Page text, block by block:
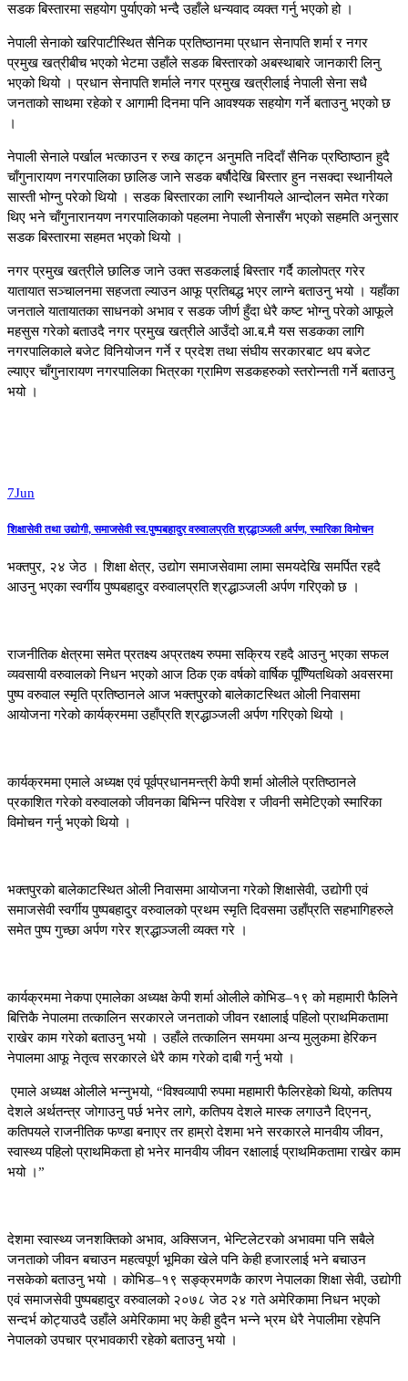
सडक बिस्तारमा सहयोग पुर्याएको भन्दै उहाँले धन्यवाद व्यक्त गर्नु भएको हो ।
नेपाली सेनाको खरिपाटीस्थित सैनिक प्रतिष्ठानमा प्रधान सेनापति शर्मा र नगर
प्रमुख खत्रीबीच भएको भेटमा उहाँले सडक बिस्तारको अबस्थाबारे जानकारी लिनु
भएको थियो । प्रधान सेनापति शर्माले नगर प्रमुख खत्रीलाई नेपाली सेना सधै
जनताको साथमा रहेको र आगामी दिनमा पनि आवश्यक सहयोग गर्ने बताउनु भएको छ
।
नेपाली सेनाले पर्खाल भत्काउन र रुख काट्न अनुमति नदिदाँ सैनिक प्रष्ठिाष्ठान हुदै
चाँगुनारायण नगरपालिका छालिङ जाने सडक बर्षौदेखि बिस्तार हुन नसक्दा स्थानीयले
सास्ती भोग्नु परेको थियो । सडक बिस्तारका लागि स्थानीयले आन्दोलन समेत गरेका
थिए भने चाँगुनारानयण नगरपालिकाको पहलमा नेपाली सेनासँग भएको सहमति अनुसार
सडक बिस्तारमा सहमत भएको थियो ।
नगर प्रमुख खत्रीले छालिङ जाने उक्त सडकलाई बिस्तार गर्दै कालोपत्र गरेर
यातायात सञ्चालनमा सहजता ल्याउन आफू प्रतिबद्ध भएर लाग्ने बताउनु भयो । यहाँका
जनताले यातायातका साधनको अभाव र सडक जीर्ण हुँदा धेरै कष्ट भोग्नु परेको आफूले
महसुस गरेको बताउदै नगर प्रमुख खत्रीले आउँदो आ.ब.मै यस सडकका लागि
नगरपालिकाले बजेट विनियोजन गर्ने र प्रदेश तथा संघीय सरकारबाट थप बजेट
ल्याएर चाँगुनारायण नगरपालिका भित्रका ग्रामिण सडकहरुको स्तरोन्नती गर्ने बताउनु
भयो ।
7Jun
शिक्षासेवी तथा उद्योगी, समाजसेवी स्व.पुष्पबहादुर वरुवालप्रति श्रद्धाञ्जली अर्पण, स्मारिका विमोचन
भक्तपुर, २४ जेठ । शिक्षा क्षेत्र, उद्योग समाजसेवामा लामा समयदेखि समर्पित रहदै
आउनु भएका स्वर्गीय पुष्पबहादुर वरुवालप्रति श्रद्धाञ्जली अर्पण गरिएको छ ।
राजनीतिक क्षेत्रमा समेत प्रतक्ष्य अप्रतक्ष्य रुपमा सक्रिय रहदै आउनु भएका सफल
व्यवसायी वरुवालको निधन भएको आज ठिक एक वर्षको वार्षिक पूण्यिितथिको अवसरमा
पुष्प वरुवाल स्मृति प्रतिष्ठानले आज भक्तपुरको बालेकाटस्थित ओली निवासमा
आयोजना गरेको कार्यक्रममा उहाँप्रति श्रद्धाञ्जली अर्पण गरिएको थियो ।
कार्यक्रममा एमाले अध्यक्ष एवं पूर्वप्रधानमन्त्री केपी शर्मा ओलीले प्रतिष्ठानले
प्रकाशित गरेको वरुवालको जीवनका बिभिन्न परिवेश र जीवनी समेटिएको स्मारिका
विमोचन गर्नु भएको थियो ।
भक्तपुरको बालेकाटस्थित ओली निवासमा आयोजना गरेको शिक्षासेवी, उद्योगी एवं
समाजसेवी स्वर्गीय पुष्पबहादुर वरुवालको प्रथम स्मृति दिवसमा उहाँप्रति सहभागिहरुले
समेत पुष्प गुच्छा अर्पण गरेर श्रद्धाञ्जली व्यक्त गरे ।
कार्यक्रममा नेकपा एमालेका अध्यक्ष केपी शर्मा ओलीले कोभिड–१९ को महामारी फैलिने
बित्तिकै नेपालमा तत्कालिन सरकारले जनताको जीवन रक्षालाई पहिलो प्राथमिकतामा
राखेर काम गरेको बताउनु भयो । उहाँले तत्कालिन समयमा अन्य मुलुकमा हेरिकन
नेपालमा आफू नेतृत्व सरकारले धेरै काम गरेको दाबी गर्नु भयो ।
एमाले अध्यक्ष ओलीले भन्नुभयो, “विश्वव्यापी रुपमा महामारी फैलिरहेको थियो, कतिपय
देशले अर्थतन्त्र जोगाउनु पर्छ भनेर लागे, कतिपय देशले मास्क लगाउनै दिएनन्,
कतिपयले राजनीतिक फण्डा बनाएर तर हाम्रो देशमा भने सरकारले मानवीय जीवन,
स्वास्थ्य पहिलो प्राथमिकता हो भनेर मानवीय जीवन रक्षालाई प्राथमिकतामा राखेर काम
भयो ।”
देशमा स्वास्थ्य जनशक्तिको अभाव, अक्सिजन, भेन्टिलेटरको अभावमा पनि सबैले
जनताको जीवन बचाउन महत्वपूर्ण भूमिका खेले पनि केही हजारलाई भने बचाउन
नसकेको बताउनु भयो । कोभिड–१९ सङ्क्रमणकै कारण नेपालका शिक्षा सेवी, उद्योगी
एवं समाजसेवी पुष्पबहादुर वरुवालको २०७८ जेठ २४ गते अमेरिकामा निधन भएको
सन्दर्भ कोट्याउदै उहाँले अमेरिकामा भए केही हुदैन भन्ने भ्रम धेरै नेपालीमा रहेपनि
नेपालको उपचार प्रभावकारी रहेको बताउनु भयो ।